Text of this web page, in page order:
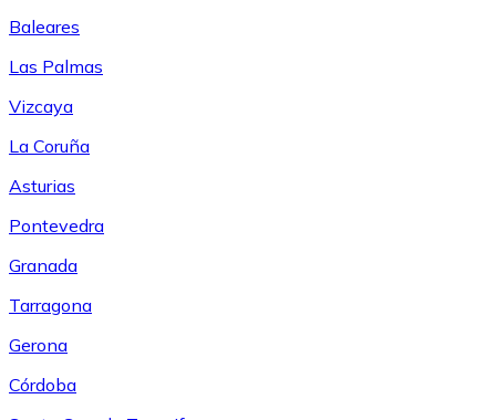
Baleares
Las Palmas
Vizcaya
La Coruña
Asturias
Pontevedra
Granada
Tarragona
Gerona
Córdoba